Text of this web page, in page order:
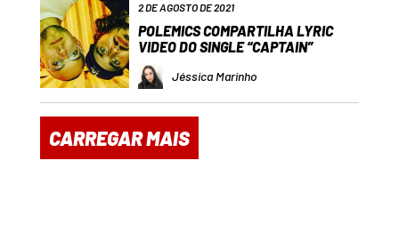
2 DE AGOSTO DE 2021
POLEMICS COMPARTILHA LYRIC
VIDEO DO SINGLE “CAPTAIN”
Jéssica Marinho
CARREGAR MAIS